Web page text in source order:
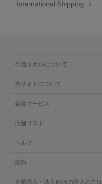
International Shipping
今治タオルについて
当サイトについて
会員サービス
店舗リスト
ヘルプ
規約
大量購入・法人向けの購入の方は